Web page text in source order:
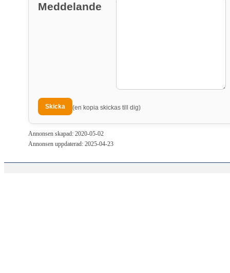
Meddelande
(en kopia skickas till dig)
Annonsen skapad: 2020-05-02
Annonsen uppdaterad: 2025-04-23